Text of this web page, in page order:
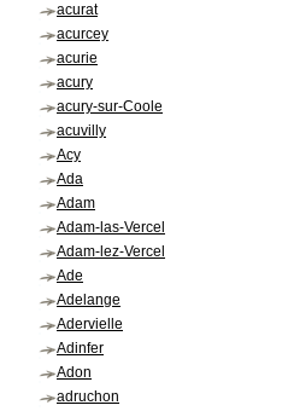
acurat
acurcey
acurie
acury
acury-sur-Coole
acuvilly
Acy
Ada
Adam
Adam-las-Vercel
Adam-lez-Vercel
Ade
Adelange
Adervielle
Adinfer
Adon
adruchon